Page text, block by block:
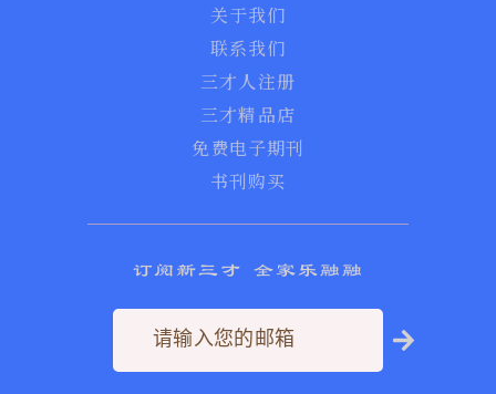
关于我们
联系我们
三才人注册
三才精品店
免费电子期刊
书刊购买
订阅新三才 全家乐融融